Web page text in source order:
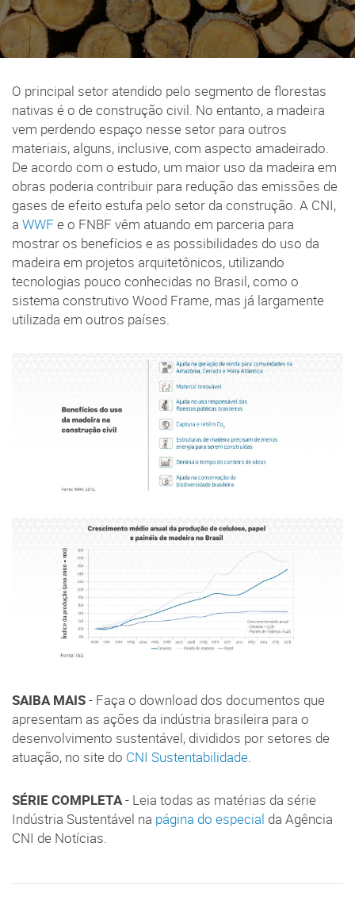
O principal setor atendido pelo segmento de florestas
nativas é o de construção civil. No entanto, a madeira
vem perdendo espaço nesse setor para outros
materiais, alguns, inclusive, com aspecto amadeirado.
De acordo com o estudo, um maior uso da madeira em
obras poderia contribuir para redução das emissões de
gases de efeito estufa pelo setor da construção. A CNI,
a WWF e o FNBF vêm atuando em parceria para
mostrar os benefícios e as possibilidades do uso da
madeira em projetos arquitetônicos, utilizando
tecnologias pouco conhecidas no Brasil, como o
sistema construtivo Wood Frame, mas já largamente
utilizada em outros países.
SAIBA MAIS- Faça o download dos documentos que
apresentam as ações da indústria brasileira para o
desenvolvimento sustentável, divididos por setores de
atuação, no site do CNI Sustentabilidade.
SÉRIE COMPLETA- Leia todas as matérias da série
Indústria Sustentável na página do especial da Agência
CNI de Notícias.